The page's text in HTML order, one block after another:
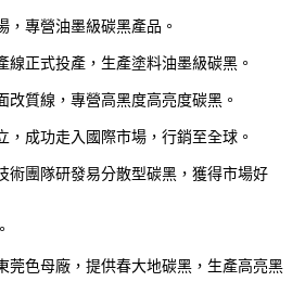
專營油墨級碳黑產品。
正式投產，生產塗料油墨級碳黑。
質線，專營高黑度高亮度碳黑。
成功走入國際市場，行銷至全球。
術團隊研發易分散型碳黑，獲得市場好
莞色母廠，提供春大地碳黑，生產高亮黑